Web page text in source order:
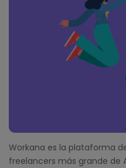
Workana es la plataforma
freelancers más grande de